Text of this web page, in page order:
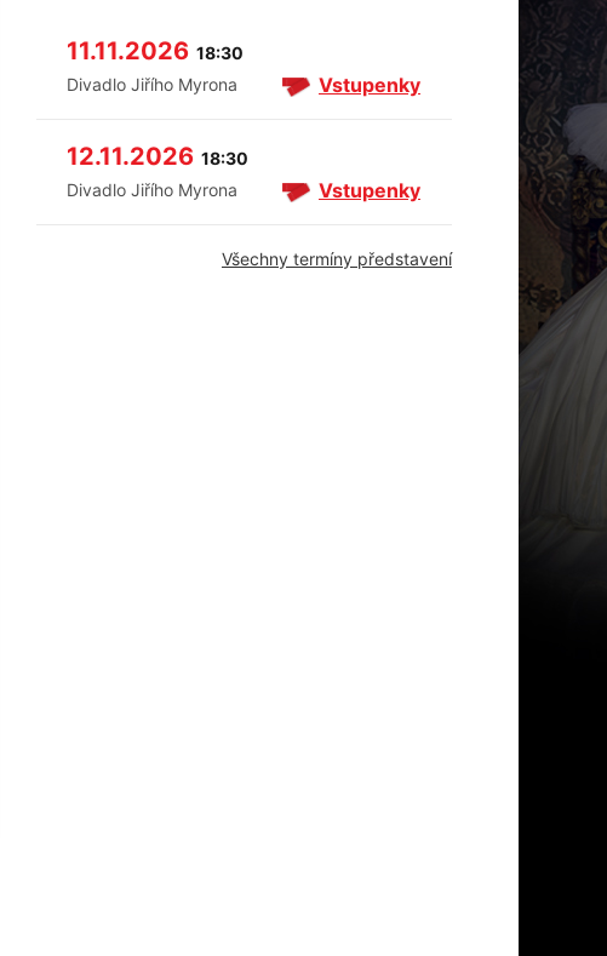
11.11.2026 18:30
Divadlo Jiřího Myrona
Vstupenky
12.11.2026 18:30
Divadlo Jiřího Myrona
Vstupenky
Všechny termíny představení